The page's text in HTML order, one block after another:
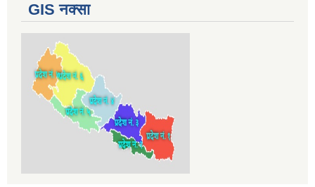
GIS नक्सा